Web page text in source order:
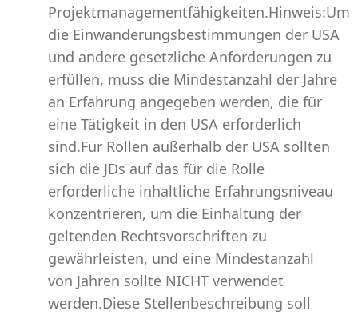
Projektmanagementfähigkeiten.Hinweis:Um
die Einwanderungsbestimmungen der USA
und andere gesetzliche Anforderungen zu
erfüllen, muss die Mindestanzahl der Jahre
an Erfahrung angegeben werden, die für
eine Tätigkeit in den USA erforderlich
sind.Für Rollen außerhalb der USA sollten
sich die JDs auf das für die Rolle
erforderliche inhaltliche Erfahrungsniveau
konzentrieren, um die Einhaltung der
geltenden Rechtsvorschriften zu
gewährleisten, und eine Mindestanzahl
von Jahren sollte NICHT verwendet
werden.Diese Stellenbeschreibung soll